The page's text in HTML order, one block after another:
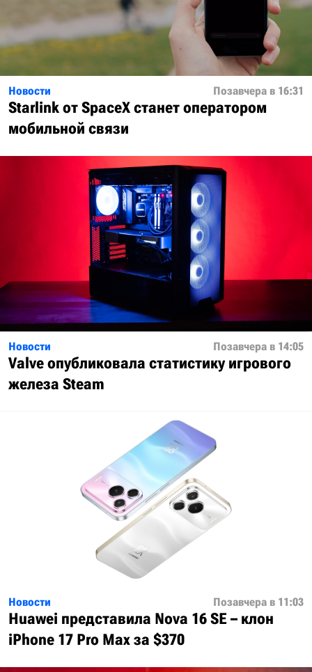
Новости Позавчера в 16:31
Starlink от SpaceX станет оператором
мобильной связи
Новости Позавчера в 14:05
Valve опубликовала статистику игрового
железа Steam
Новости Позавчера в 11:03
Huawei представила Nova 16 SE – клон
iPhone 17 Pro Max за $370